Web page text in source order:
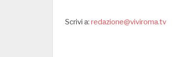
Scrivi a: redazione@viviroma.tv